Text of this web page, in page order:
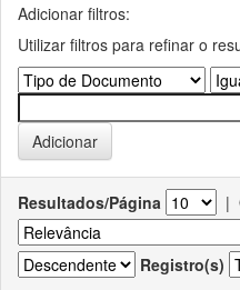
Adicionar filtros:
Utilizar filtros para refinar o
Resultados/Página |
Registro(s)